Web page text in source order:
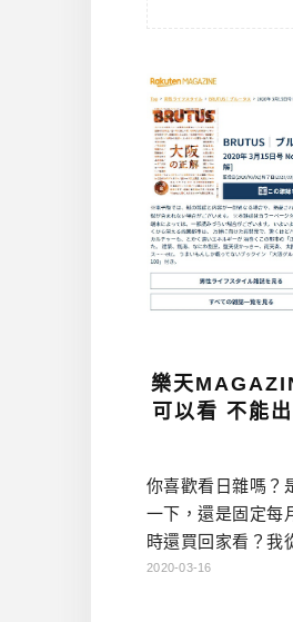
樂天
可以看 不能
你喜歡看日雜嗎？
一下，還是固定每
時還買回家看？我
日雜了，當時還是
2020-03-16